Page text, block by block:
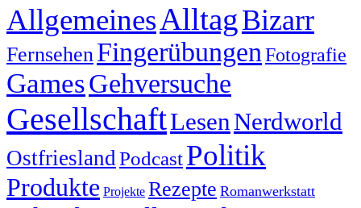
AllgemeinesAlltagBizarr
Fernsehen Fingerübungen Fotografie
GamesGehversuche
GesellschaftLesen Nerdworld
Ostfriesland PodcastPolitik
Produkte Projekte Rezepte Romanwerkstatt